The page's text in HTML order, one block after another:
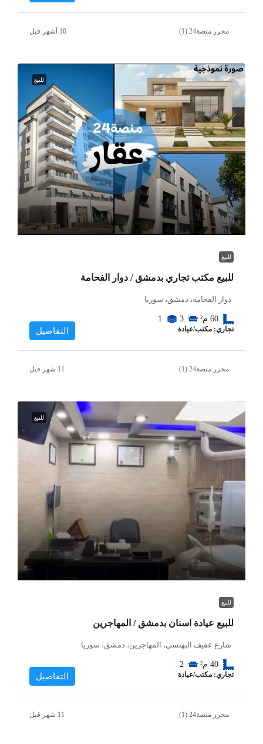
محرر منصة24 (1)
للبيع
للبيع
للبيع مكتب تجاري بدمشق / دوار الفحامة
دوار الفحامة، دمشق، سوريا
60 م² 3
1
تجاري: مكتب/عيادة التفاصيل
محرر منصة24 (1)
للبيع
للبيع
للبيع عيادة اسنان بدمشق / المهاجرين
شارع عفيف البهنسي، المهاجرين، دمشق، سوريا
40 م² 2
تجاري: مكتب/عيادة التفاصيل
محرر منصة24 (1)